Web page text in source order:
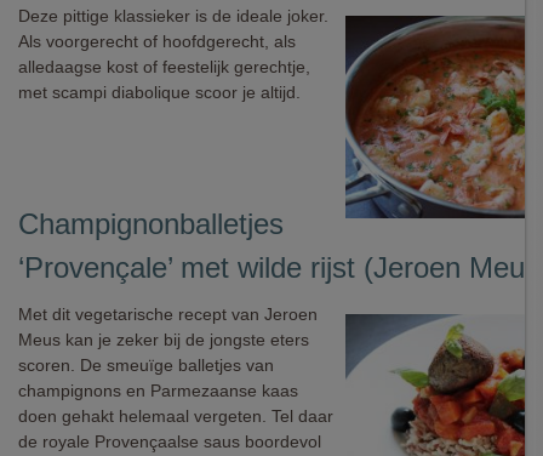
Deze pittige klassieker is de ideale joker.
Als voorgerecht of hoofdgerecht, als
alledaagse kost of feestelijk gerechtje,
met scampi diabolique scoor je altijd.
Champignonballetjes
‘Provençale’ met wilde rijst (Jeroen
Met dit vegetarische recept van Jeroen
Meus kan je zeker bij de jongste eters
scoren. De smeuïge balletjes van
champignons en Parmezaanse kaas
doen gehakt helemaal vergeten. Tel daar
de royale Provençaalse saus boordevol